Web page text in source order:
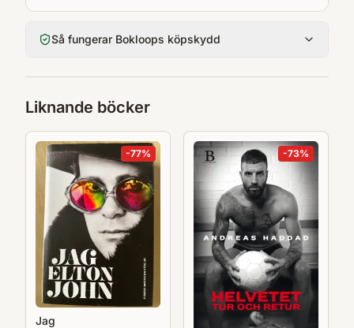
Så fungerar Bokloops köpskydd
Liknande böcker
-77%
Jag
-73%